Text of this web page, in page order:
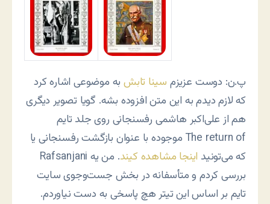
پ.ن: دوست عزیزم سینا تابش به موضوعی اشاره کرد
که لازم دیدم به این متن افزوده بشه. گویا تصویر دیگری
هم از علی‌اکبر هاشمی رفسنجانی روی جلد تایم
موجوده با عنوان بازگشت رفسنجانی یا The return of
Rafsanjani که می‌تونید اینجا مشاهده کیند. من یه
بررسی کردم و متأسفانه در بخش جست‌وجوی سایت
تایم بر اساس این تیتر هچ پاسخی به دست نیاوردم.